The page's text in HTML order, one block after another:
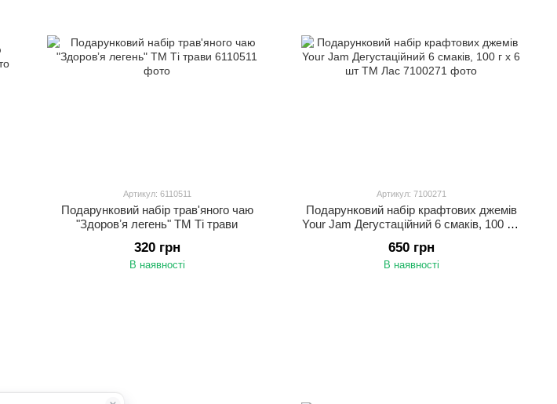
Артикул: 6110511
Подарунковий набір трав'яного чаю
"Здоровʼя легень" ТМ Ті трави
320 грн
В наявності
Артикул: 7100271
Подарунковий набір крафтових джемів
Your Jam Дегустаційний 6 смаків, 100 г х
650 грн
В наявності